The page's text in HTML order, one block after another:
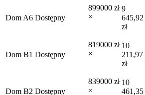
Dom A6 Dostępny
899000 zł
×
9
645,92
zł
Dom B1 Dostępny
819000 zł
×
10
211,97
zł
Dom B2 Dostępny
839000 zł
×
10
461,35